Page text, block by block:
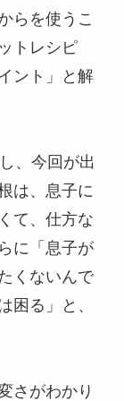
らを使うこ
トレシピ
ント」と解
、今回が出
は、息子に
て、仕方な
に「息子が
くないんで
困る」と、
さがわかり